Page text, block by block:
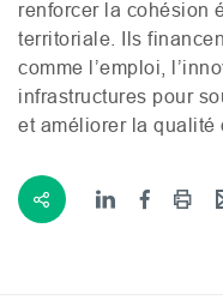
renforcer la cohésion
territoriale. Ils
comme l’emploi,
infrastructures pour
et améliorer la qualité